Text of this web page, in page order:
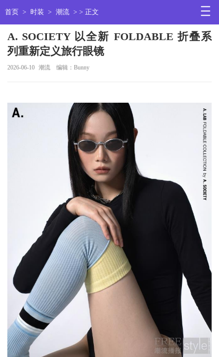
首页 > 时装 > 潮流 > > 正文
A. SOCIETY 以全新 FOLDABLE 折叠系
列重新定义旅行眼镜
2026-06-10 潮流 编辑：Bunny